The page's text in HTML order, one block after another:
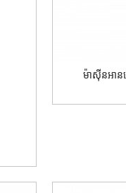
ម៉ាស៊ីនអា